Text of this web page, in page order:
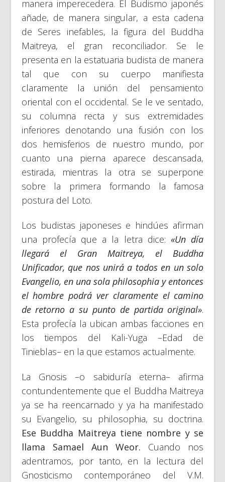
manera imperecedera. El Budismo japonés
añade, de manera singular, a esta cadena
de Seres inefables, la figura del Buddha
Maitreya, el gran reconciliador. Se le
presenta en la estatuaria budista de manera
tal que con su cuerpo manifiesta
claramente la unión del pensamiento
oriental con el occidental. Se le ve sentado,
su columna recta y sus extremidades
inferiores denotando una fusión con los
dos hemisferios de nuestro mundo, por
cuanto una pierna aparece descansada,
estirada, mientras la otra se superpone
sobre la primera formando la famosa
postura del Loto.
Los budistas japoneses e hindúes afirman
una profecía que a la letra dice: «Un día
llegará el Gran Maitreya, el Buddha
Unificador, que nos unirá a todos en un solo
Evangelio, en una sola philosophia y entonces
el hombre podrá ver claramente el camino
de retorno a su punto de partida original».
Esta profecía la ubican ambas facciones en
los tiempos del Kali-Yuga –Edad de
Tinieblas– en la que estamos actualmente.
La Gnosis –o sabiduría eterna– afirma
contundentemente que el Buddha Maitreya
ya se ha reencarnado y ya ha manifestado
su Evangelio, su philosophia, su doctrina.
Ese Buddha Maitreya tiene nombre y se
llama Samael Aun Weor. Cuando nos
adentramos, por tanto, en la lectura del
Gnosticismo contemporáneo del V.M.